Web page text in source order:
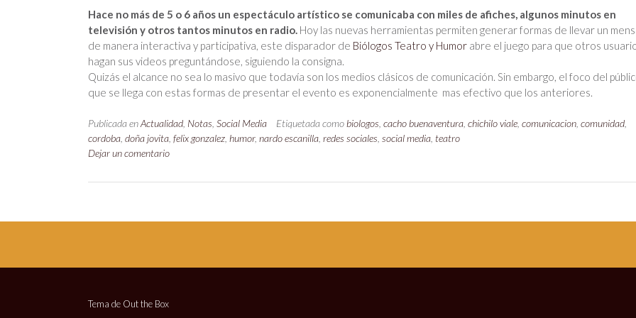
Hace no más de 5 o 6 años un espectáculo artístico se comunicaba con miles de afiches, algunos minutos en
televisión y otros tantos minutos en radio. Hoy las nuevas herramientas permiten generar formas de llevar un
de manera interactiva y participativa, este disparador de Biólogos Teatro y Humor abre el juego para que otros
hagan sus videos preguntándose, siguiendo la consigna.
Quizás el alcance no sea lo masivo que todavía son los medios clásicos de comunicación. Sin embargo, el foco del
que se llega con estas formas de presentar el evento es exponencialmente mas efectivo que los anteriores.
Publicada enActualidad, Notas, Social Media Etiquetada comobiologos, cacho buenaventura, chichilo viale, comunicacion, comunidad,
cordoba, doña jovita, felix gonzalez, humor, nardo escanilla, redes sociales, social media, teatro
Dejar un comentario
Tema de Out the Box